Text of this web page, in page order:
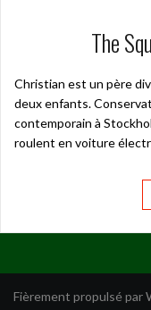
The
Christian est un père
deux enfants.
contemporain à
roulent en voiture
Fièrement propulsé par